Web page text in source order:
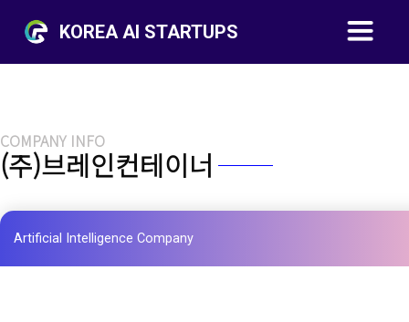
KOREA AI STARTUPS
COMPANY INFO
(주)브레인컨테이너
Artificial Intelligence Company